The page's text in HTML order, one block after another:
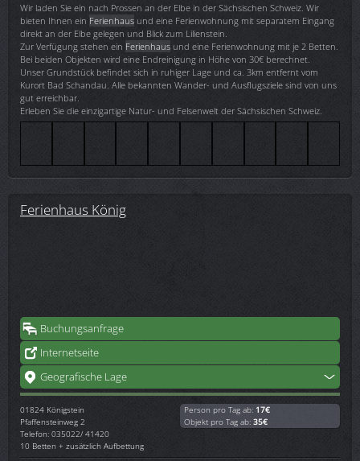
Wir laden Sie ein nach Prossen an der Elbe in der Sächsischen Schweiz. Wir
bieten Ihnen ein Ferienhaus und eine Ferienwohnung mit separatem Eingang
direkt an der Elbe gelegen und Blick zum Lilienstein.
Zur Verfügung stehen ein Ferienhaus und eine Ferienwohnung mit je 2 Betten.
Bei beiden Objekten wird eine Endreinigung in Höhe von 30€ berechnet.
Unser Grundstück befindet sich in ruhiger Lage und ca. 3km entfernt vom
Kurort Bad Schandau. Alle bekannten Wander- und Ausflugsziele sind von uns
gut erreichbar.
Erleben Sie die einzigartige Natur- und Felsenwelt der Sächsischen Schweiz.
Ferienhaus König
Buchungsanfrage
Internetseite
Geografische Lage
01824 Königstein
Pfaffensteinweg 2
Telefon: 035022/ 41420
10 Betten + zusätzlich Aufbettung
Person pro Tag ab: 17€
Objekt pro Tag ab: 35€